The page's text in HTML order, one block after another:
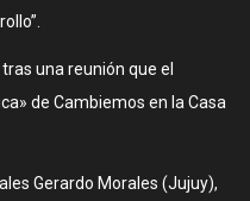
una reunión que el
de Cambiemos en la Casa
Gerardo Morales (Jujuy),